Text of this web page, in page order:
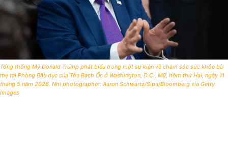
Tổng thống Mỹ Donald Trump phát biểu trong một sự kiện về chăm sóc sức khỏe bà
mẹ tại Phòng Bầu dục của Tòa Bạch Ốc ở Washington, D.C., Mỹ, hôm thứ Hai, ngày 11
tháng 5 năm 2026. Nhi photographer: Aaron Schwartz/Sipa/Bloomberg via Getty
Images